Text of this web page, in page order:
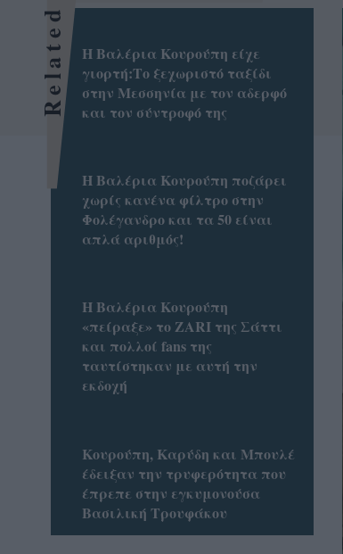
Related
Η Βαλέρια Κουρούπη είχε
γιορτή:Το ξεχωριστό ταξίδι
στην Μεσσηνία με τον αδερφό
και τον σύντροφό της
Η Βαλέρια Κουρούπη ποζάρει
χωρίς κανένα φίλτρο στην
Φολέγανδρο και τα 50 είναι
απλά αριθμός!
Η Βαλέρια Κουρούπη
«πείραξε» το ZARI της Σάττι
και πολλοί fans της
ταυτίστηκαν με αυτή την
εκδοχή
Κουρούπη, Καρύδη και Μπουλέ
έδειξαν την τρυφερότητα που
έπρεπε στην εγκυμονούσα
Βασιλική Τρουφάκου